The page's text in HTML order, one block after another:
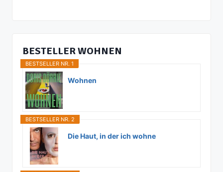
BESTELLER WOHNEN
BESTSELLER NR. 1
Wohnen
BESTSELLER NR. 2
Die Haut, in der ich wohne